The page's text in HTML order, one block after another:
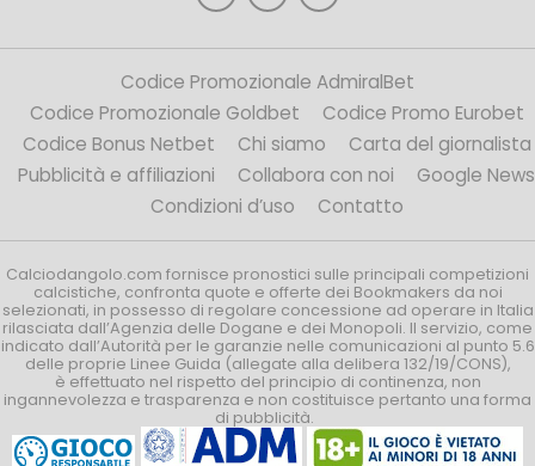
Codice Promozionale AdmiralBet
Codice Promozionale Goldbet
Codice Promo Eurobet
Codice Bonus Netbet
Chi siamo
Carta del giornalista
Pubblicità e affiliazioni
Collabora con noi
Google News
Condizioni d’uso
Contatto
Calciodangolo.com fornisce pronostici sulle principali competizioni
calcistiche, confronta quote e offerte dei Bookmakers da noi
selezionati, in possesso di regolare concessione ad operare in Italia
rilasciata dall’Agenzia delle Dogane e dei Monopoli. Il servizio, come
indicato dall’Autorità per le garanzie nelle comunicazioni al punto 5.6
delle proprie Linee Guida (allegate alla delibera 132/19/CONS),
è effettuato nel rispetto del principio di continenza, non
ingannevolezza e trasparenza e non costituisce pertanto una forma
di pubblicità.